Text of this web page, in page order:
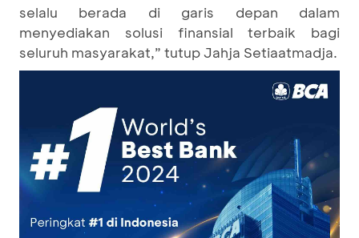
selalu berada di garis depan dalam
menyediakan solusi finansial terbaik bagi
seluruh masyarakat,” tutup Jahja Setiaatmadja.